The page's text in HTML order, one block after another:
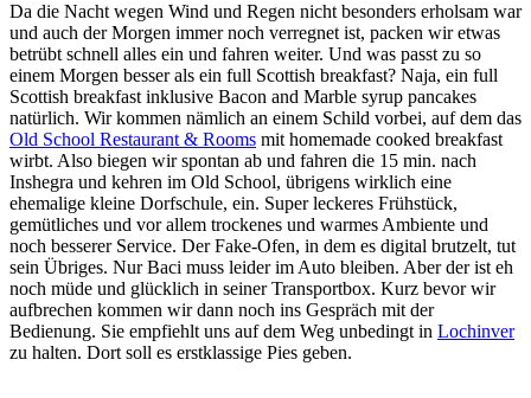
Da die Nacht wegen Wind und Regen nicht besonders erholsam war
und auch der Morgen immer noch verregnet ist, packen wir etwas
betrübt schnell alles ein und fahren weiter. Und was passt zu so
einem Morgen besser als ein full Scottish breakfast? Naja, ein full
Scottish breakfast inklusive Bacon and Marble syrup pancakes
natürlich. Wir kommen nämlich an einem Schild vorbei, auf dem das
Old School Restaurant & Rooms mit homemade cooked breakfast
wirbt. Also biegen wir spontan ab und fahren die 15 min. nach
Inshegra und kehren im Old School, übrigens wirklich eine
ehemalige kleine Dorfschule, ein. Super leckeres Frühstück,
gemütliches und vor allem trockenes und warmes Ambiente und
noch besserer Service. Der Fake-Ofen, in dem es digital brutzelt, tut
sein Übriges. Nur Baci muss leider im Auto bleiben. Aber der ist eh
noch müde und glücklich in seiner Transportbox. Kurz bevor wir
aufbrechen kommen wir dann noch ins Gespräch mit der
Bedienung. Sie empfiehlt uns auf dem Weg unbedingt in Lochinver
zu halten. Dort soll es erstklassige Pies geben.